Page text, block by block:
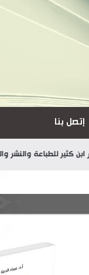
إتصل بنا
والنشر والتوزيع